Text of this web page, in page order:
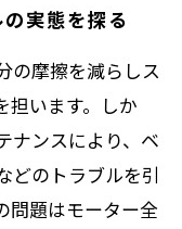
実態を探る
の摩擦を減らしス
担います。しか
ナンスにより、ベ
どのトラブルを引
問題はモーター全